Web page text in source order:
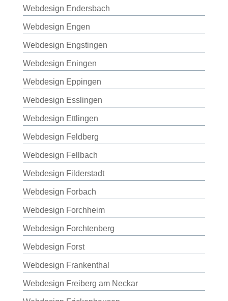
Webdesign Endersbach
Webdesign Engen
Webdesign Engstingen
Webdesign Eningen
Webdesign Eppingen
Webdesign Esslingen
Webdesign Ettlingen
Webdesign Feldberg
Webdesign Fellbach
Webdesign Filderstadt
Webdesign Forbach
Webdesign Forchheim
Webdesign Forchtenberg
Webdesign Forst
Webdesign Frankenthal
Webdesign Freiberg am Neckar